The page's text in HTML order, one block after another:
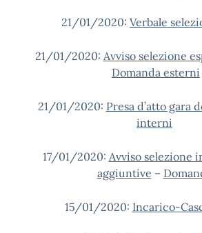
21/01/2020: Verbale
21/01/2020: Avviso selezione
Domanda esterni
21/01/2020: Presa d’atto gara
interni
17/01/2020: Avviso selezione
aggiuntive –
15/01/2020: Incarico-